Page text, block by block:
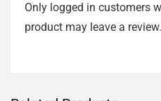
Only logged in customers
product may leave a review.